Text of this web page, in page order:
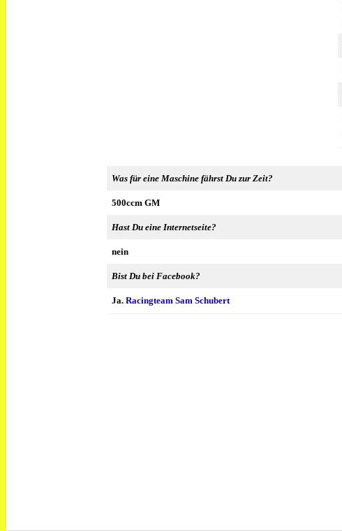
Was für eine Maschine fährst Du zur Zeit?
500ccm GM
Hast Du eine Internetseite?
nein
Bist Du bei Facebook?
Ja.Racingteam Sam Schubert